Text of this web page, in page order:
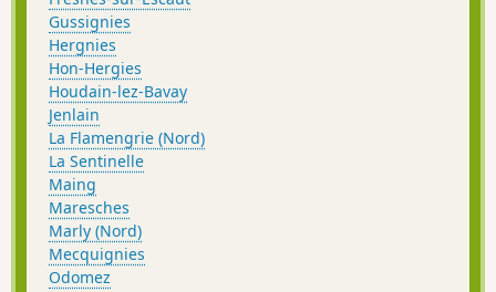
Gussignies
Hergnies
Hon-Hergies
Houdain-lez-Bavay
Jenlain
La Flamengrie (Nord)
La Sentinelle
Maing
Maresches
Marly (Nord)
Mecquignies
Odomez